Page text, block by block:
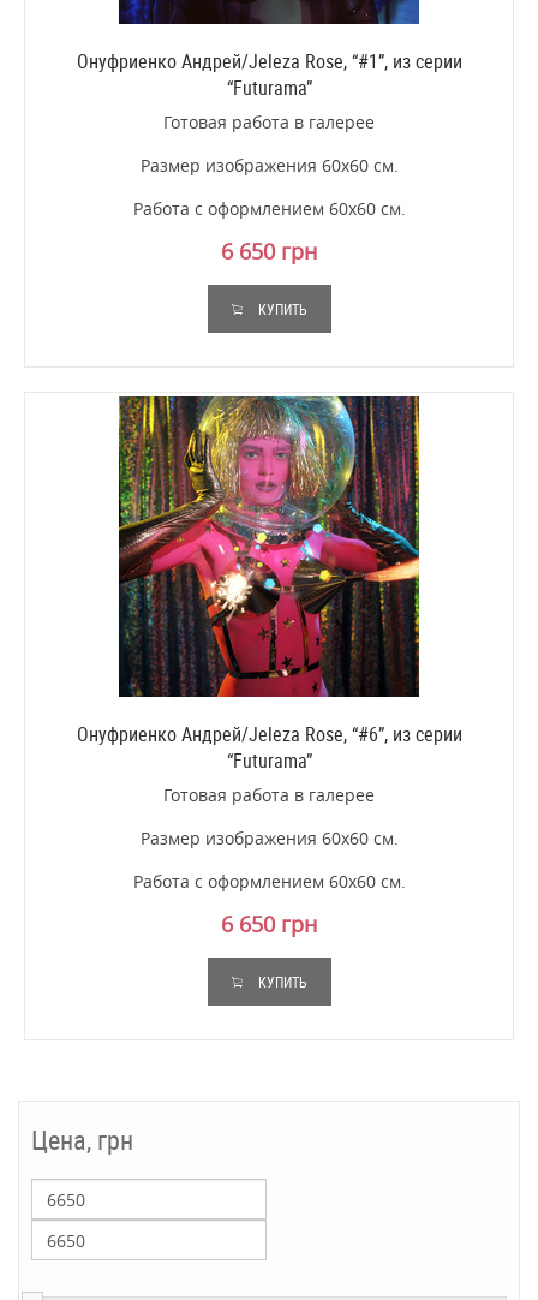
Онуфриенко Андрей/Jeleza Rose, “#1”, из серии
“Futurama”
Готовая работа в галерее
Размер изображения 60х60 см.
Работа с оформлением 60х60 см.
6 650 грн
КУПИТЬ
Онуфриенко Андрей/Jeleza Rose, “#6”, из серии
“Futurama”
Готовая работа в галерее
Размер изображения 60х60 см.
Работа с оформлением 60х60 см.
6 650 грн
КУПИТЬ
Цена, грн